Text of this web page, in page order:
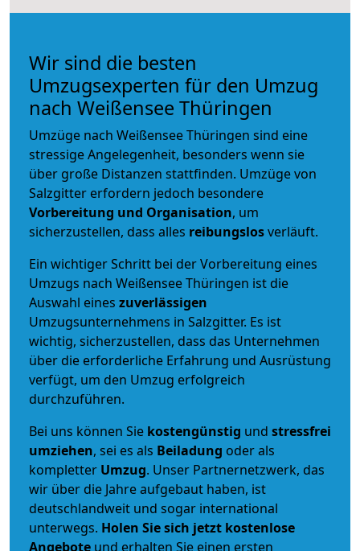
Wir sind die besten
Umzugsexperten für den Umzug
nach Weißensee Thüringen
Umzüge nach Weißensee Thüringen sind eine
stressige Angelegenheit, besonders wenn sie
über große Distanzen stattfinden. Umzüge von
Salzgitter erfordern jedoch besondere
Vorbereitung und Organisation, um
sicherzustellen, dass alles reibungslosverläuft.
Ein wichtiger Schritt bei der Vorbereitung eines
Umzugs nach Weißensee Thüringen ist die
Auswahl eines zuverlässigen
Umzugsunternehmens in Salzgitter. Es ist
wichtig, sicherzustellen, dass das Unternehmen
über die erforderliche Erfahrung und Ausrüstung
verfügt, um den Umzug erfolgreich
durchzuführen.
Bei uns können Sie kostengünstig und stressfrei
umziehen, sei es als Beiladung oder als
kompletter Umzug. Unser Partnernetzwerk, das
wir über die Jahre aufgebaut haben, ist
deutschlandweit und sogar international
unterwegs. Holen Sie sich jetzt kostenlose
Angebote und erhalten Sie einen ersten